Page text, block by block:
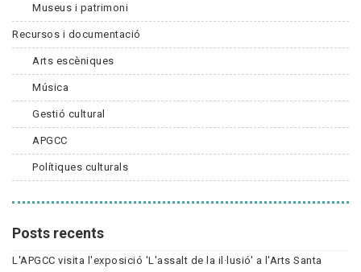
Museus i patrimoni
Recursos i documentació
Arts escèniques
Música
Gestió cultural
APGCC
Polítiques culturals
Posts recents
L'APGCC visita l'exposició 'L'assalt de la il·lusió' a l'Arts Santa